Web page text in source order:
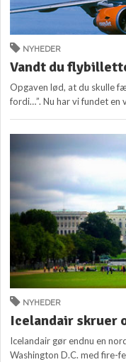
NYHEDER
Vandt du
Opgaven lød, at du skulle
fordi…”. Nu har vi fundet
NYHEDER
Icelandair skruer
Icelandair gør endnu en
Washington D.C. med fire-